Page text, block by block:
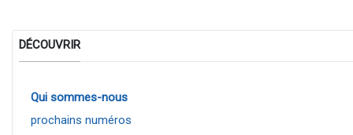
DÉCOUVRIR
Qui sommes-nous
prochains numéros